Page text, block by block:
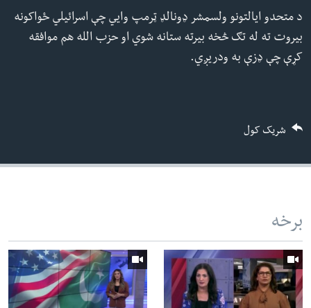
شئ
Auto
360p
د متحدو ایالتونو ولسمشر ډونالډ ټرمپ وایي چې اسرائیلي ځواکونه
بیروت ته له تګ څخه بیرته ستانه شوي او حزب الله هم موافقه
کړې چې ډزې به ودریږي.
شریک کول
برخه